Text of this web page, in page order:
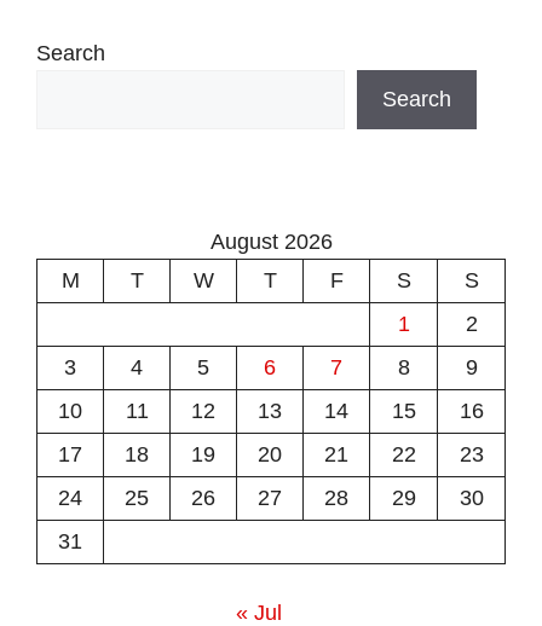
Search
Search
August 2026
M
T W T F S
S
1
2
3
4 5 6 7 8
9
10
11 12 13 14 15
16
17
18 19 20 21 22
23
24
25 26 27 28 29
30
31
« Jul